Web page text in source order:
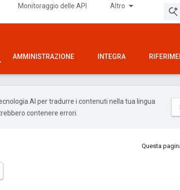
Monitoraggio delle API Altro
AMMINISTRAZIONE INTEGRA
AI per tradurre i contenuti nella tua lingua
contenere errori.
Questa